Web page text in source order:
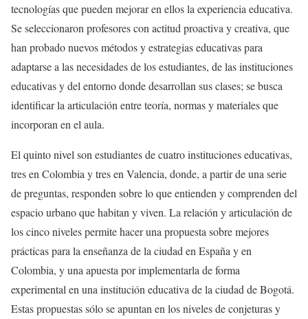
tecnologías que pueden mejorar en ellos la experiencia educativa.
Se seleccionaron profesores con actitud proactiva y creativa, que
han probado nuevos métodos y estrategias educativas para
adaptarse a las necesidades de los estudiantes, de las instituciones
educativas y del entorno donde desarrollan sus clases; se busca
identificar la articulación entre teoría, normas y materiales que
incorporan en el aula.
El quinto nivel son estudiantes de cuatro instituciones educativas,
tres en Colombia y tres en Valencia, donde, a partir de una serie
de preguntas, responden sobre lo que entienden y comprenden del
espacio urbano que habitan y viven. La relación y articulación de
los cinco niveles permite hacer una propuesta sobre mejores
prácticas para la enseñanza de la ciudad en España y en
Colombia, y una apuesta por implementarla de forma
experimental en una institución educativa de la ciudad de Bogotá.
Estas propuestas sólo se apuntan en los niveles de conjeturas y